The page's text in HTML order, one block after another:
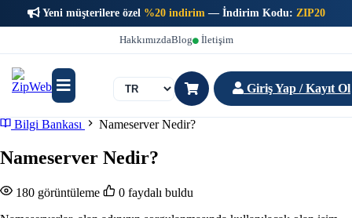
Yeni müşterilere özel %20 indirim— İndirim Kodu: ZIP20
HakkımızdaBlog İletişim
Giriş Yap / Kayıt Ol
Bilgi Bankası Nameserver Nedir?
Nameserver Nedir?
180 görüntüleme
0 faydalı buldu